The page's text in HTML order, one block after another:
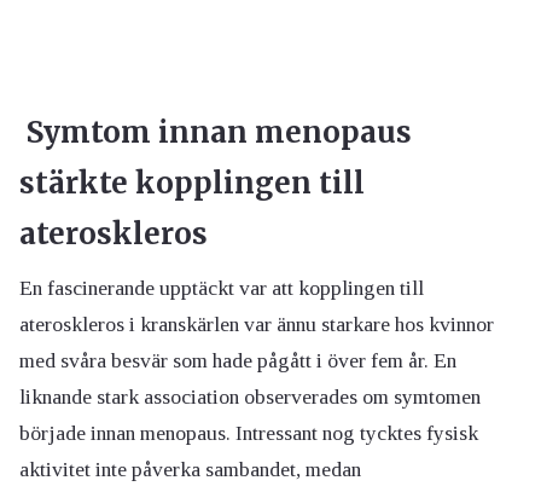
Symtom innan menopaus
stärkte kopplingen till
ateroskleros
En fascinerande upptäckt var att kopplingen till
ateroskleros i kranskärlen var ännu starkare hos kvinnor
med svåra besvär som hade pågått i över fem år. En
liknande stark association observerades om symtomen
började innan menopaus. Intressant nog tycktes fysisk
aktivitet inte påverka sambandet, medan